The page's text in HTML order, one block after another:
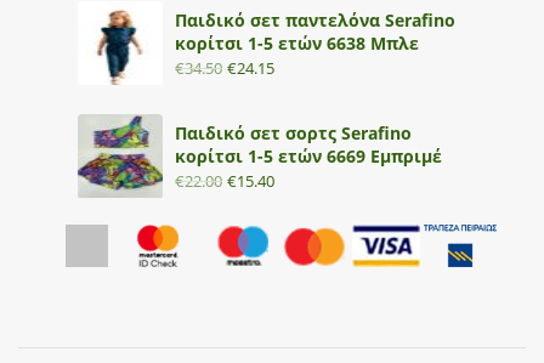
Παιδικό σετ παντελόνα Serafino
κορίτσι 1-5 ετών 6638 Μπλε
€34.50 €24.15
Παιδικό σετ σορτς Serafino
κορίτσι 1-5 ετών 6669 Εμπριμέ
€22.00 €15.40